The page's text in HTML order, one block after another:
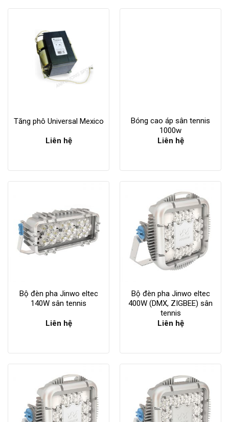
Tăng phô Universal Mexico
Liên hệ
Bộ đèn pha Jinwo eltec
140W sân tennis
Liên hệ
Bộ đèn pha Jinwo eltec
400W (DMX, ZIGBEE) sân
tennis
Liên hệ